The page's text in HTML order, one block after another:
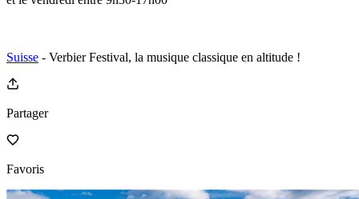
Suisse - Verbier Festival, la musique classique en altitude !
Partager
Favoris